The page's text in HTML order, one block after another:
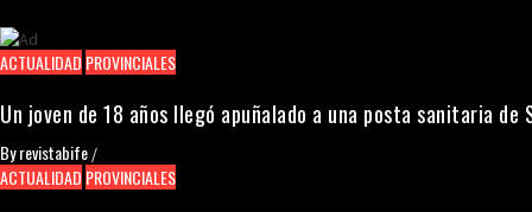
ACTUALIDAD PROVINCIALES
Un joven de 18 años llegó apuñalado a una posta sanitaria
Byrevistabife /
ACTUALIDAD PROVINCIALES